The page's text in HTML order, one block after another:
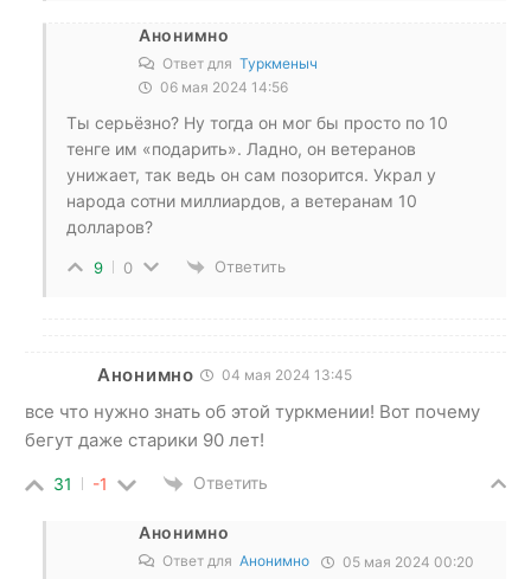
Анонимно
Ответ для Туркменыч
06 мая 2024 14:56
Ты серьёзно? Ну тогда он мог бы просто по 10
тенге им «подарить». Ладно, он ветеранов
унижает, так ведь он сам позорится. Украл у
народа сотни миллиардов, а ветеранам 10
долларов?
9 0 Ответить
Анонимно 04 мая 2024 13:45
все что нужно знать об этой туркмении! Вот почему
бегут даже старики 90 лет!
31 -1 Ответить
Анонимно
Ответ для Анонимно 05 мая 2024 00:20